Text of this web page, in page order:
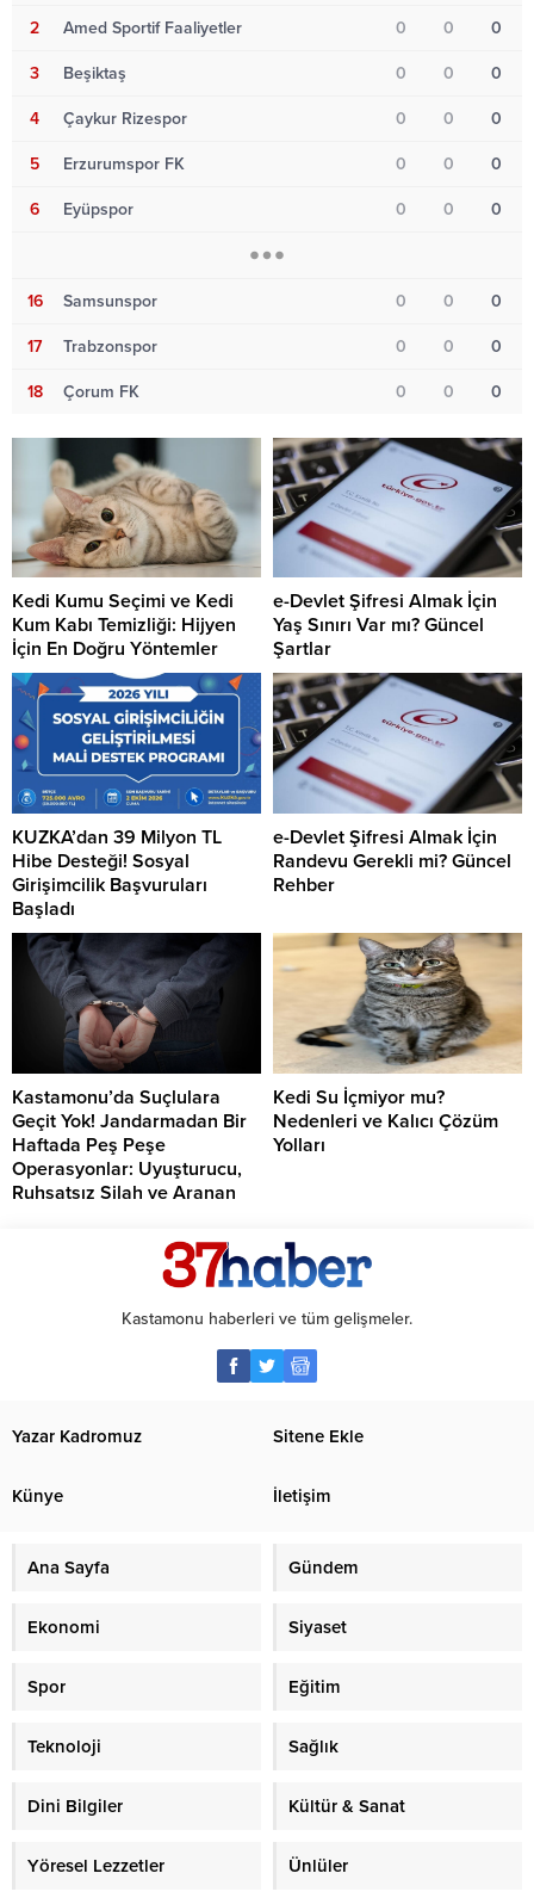
2 Amed Sportif Faaliyetler 0 0 0
3 Beşiktaş 0 0 0
4 Çaykur Rizespor 0 0 0
5 Erzurumspor FK 0 0 0
6 Eyüpspor 0 0 0
16 Samsunspor 0 0 0
17 Trabzonspor 0 0 0
18 Çorum FK 0 0 0
Kedi Kumu Seçimi ve Kedi
Kum Kabı Temizliği: Hijyen
İçin En Doğru Yöntemler
e-Devlet Şifresi Almak İçin
Yaş Sınırı Var mı? Güncel
Şartlar
KUZKA’dan 39 Milyon TL
Hibe Desteği! Sosyal
Girişimcilik Başvuruları
Başladı
e-Devlet Şifresi Almak İçin
Randevu Gerekli mi? Güncel
Rehber
Kastamonu’da Suçlulara
Geçit Yok! Jandarmadan Bir
Haftada Peş Peşe
Operasyonlar: Uyuşturucu,
Ruhsatsız Silah ve Aranan
Kedi Su İçmiyor mu?
Nedenleri ve Kalıcı Çözüm
Yolları
Kastamonu haberleri ve tüm gelişmeler.
Yazar Kadromuz Sitene Ekle
Künye İletişim
Ana Sayfa Gündem
Ekonomi Siyaset
Spor Eğitim
Teknoloji Sağlık
Dini Bilgiler Kültür & Sanat
Yöresel Lezzetler Ünlüler